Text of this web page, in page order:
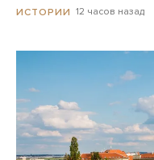
ИСТОРИИ 12 часов назад